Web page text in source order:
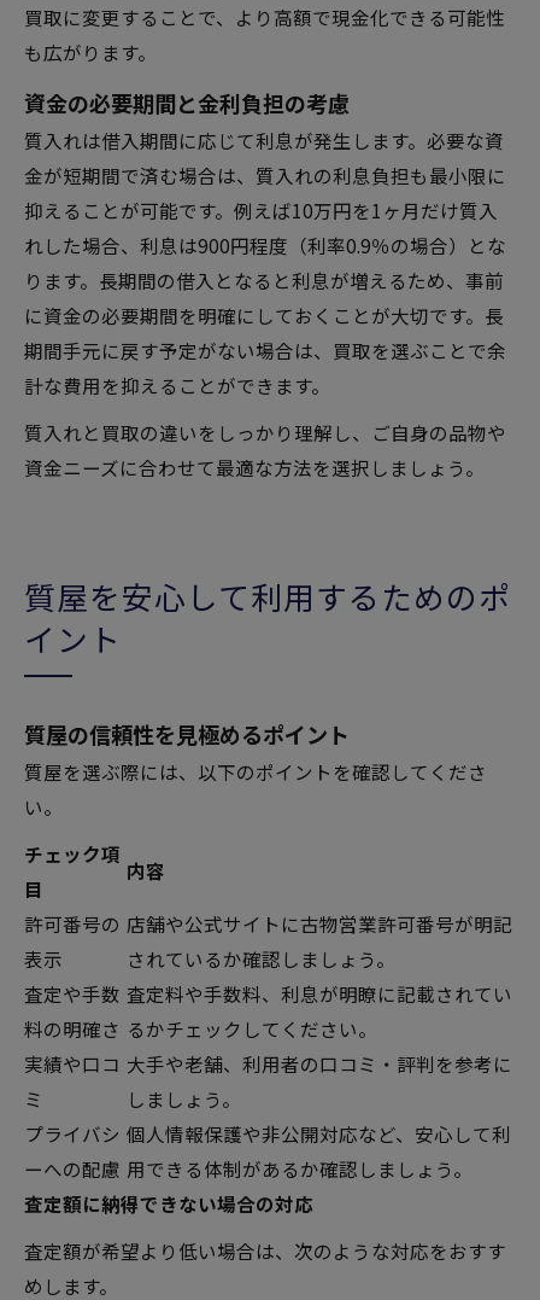
買取に変更することで、より高額で現金化できる可能性
も広がります。
資金の必要期間と金利負担の考慮
質入れは借入期間に応じて利息が発生します。必要な資
金が短期間で済む場合は、質入れの利息負担も最小限に
抑えることが可能です。例えば10万円を1ヶ月だけ質入
れした場合、利息は900円程度（利率0.9％の場合）とな
ります。長期間の借入となると利息が増えるため、事前
に資金の必要期間を明確にしておくことが大切です。長
期間手元に戻す予定がない場合は、買取を選ぶことで余
計な費用を抑えることができます。
質入れと買取の違いをしっかり理解し、ご自身の品物や
資金ニーズに合わせて最適な方法を選択しましょう。
質屋を安心して利用するためのポ
イント
質屋の信頼性を見極めるポイント
質屋を選ぶ際には、以下のポイントを確認してくださ
い。
チェック項
目
内容
許可番号の
表示
店舗や公式サイトに古物営業許可番号が明記
されているか確認しましょう。
査定や手数
料の明確さ
査定料や手数料、利息が明瞭に記載されてい
るかチェックしてください。
実績や口コ
ミ
大手や老舗、利用者の口コミ・評判を参考に
しましょう。
プライバシ
ーへの配慮
個人情報保護や非公開対応など、安心して利
用できる体制があるか確認しましょう。
査定額に納得できない場合の対応
査定額が希望より低い場合は、次のような対応をおすす
めします。